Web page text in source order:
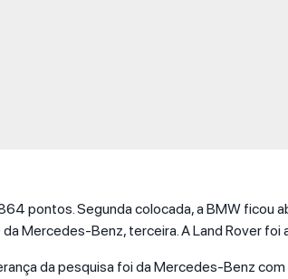
pontos. Segunda colocada, a BMW ficou
Mercedes-Benz, terceira. A Land Rover foi
da pesquisa foi da Mercedes-Benz